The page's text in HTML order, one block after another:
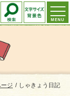
MENU
ージ しゃきょう日記